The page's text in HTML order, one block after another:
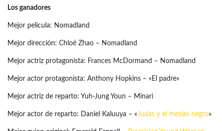
Los ganadores
Mejor película: Nomadland
Mejor dirección: Chloé Zhao – Nomadland
Mejor actriz protagonista: Frances McDormand – Nomadland
Mejor actor protagonista: Anthony Hopkins – «El padre»
Mejor actriz de reparto: Yuh-Jung Youn – Minari
Mejor actor de reparto: Daniel Kaluuya – «Judas y el mesías negro»